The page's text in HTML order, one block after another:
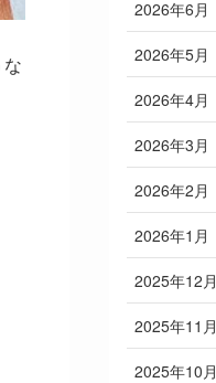
2026年6月
2026年5月
2026年4月
2026年3月
2026年2月
2026年1月
2025年12月
2025年11月
2025年10月